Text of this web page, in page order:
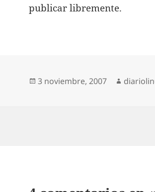
publicar libremente.
Publicado
3 noviembre, 2007 Autor